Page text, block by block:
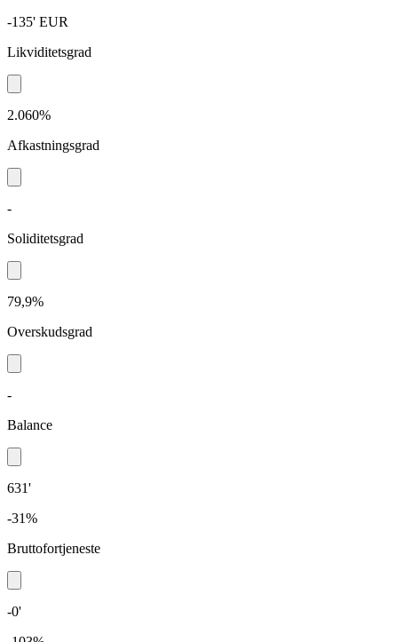
-135' EUR
Likviditetsgrad
2.060%
Afkastningsgrad
-
Soliditetsgrad
79,9%
Overskudsgrad
-
Balance
631'
-31%
Bruttofortjeneste
-0'